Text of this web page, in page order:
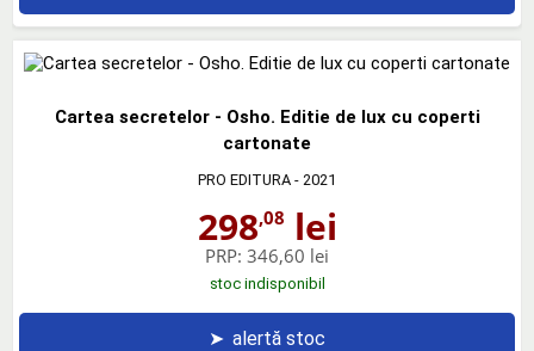
Cartea secretelor - Osho. Editie de lux cu coperti
cartonate
PRO EDITURA - 2021
298,08 lei
PRP: 346,60 lei
stoc indisponibil
➤ alertă stoc